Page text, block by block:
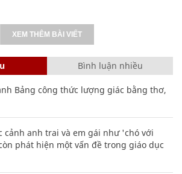
XEM THÊM BÀI VIẾT
Bình luận nhiều
Bảng công thức lượng giác bằng thơ,
cảnh anh trai và em gái như 'chó với
phát hiện một vấn đề trong giáo dục